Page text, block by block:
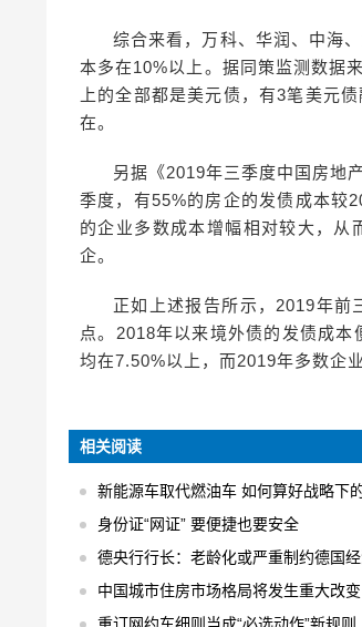
综合来看，万科、华润、中海
本多在10%以上。据同策监测数据
上的全部都是美元债，有3笔美元
在。
另据《2019年三季度中国房地
季度，有55%的房企的发债成本较
的企业多数成本增幅相对较大，从
企。
正如上述报告所示，2019年前
点。2018年以来境外债的发债成
均在7.50%以上，而2019年多数企
相关阅读
新能源车取代燃油车 如何算好战略下
身份证“网证” 要便捷也要安全
德央行行长：老龄化或严重制约德国
中国城市住房市场格局将发生重大改变